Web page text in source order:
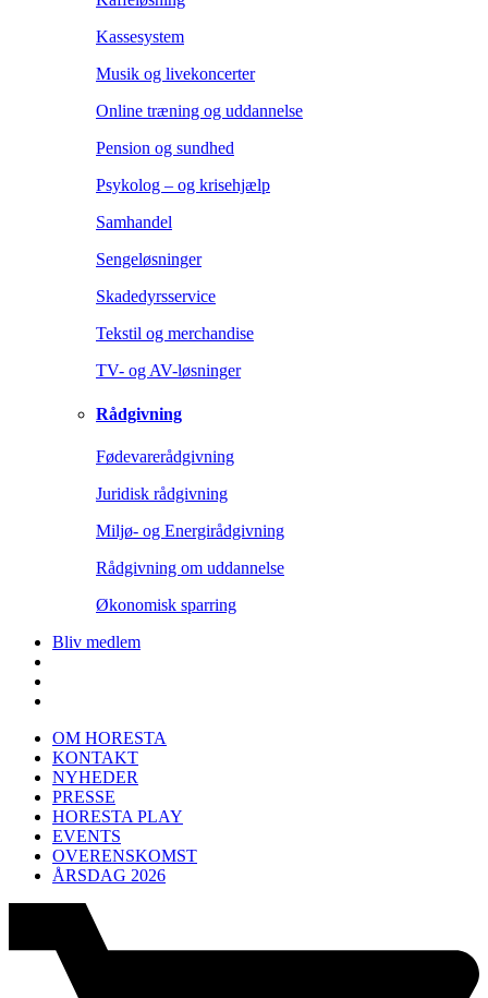
Kassesystem
Musik og livekoncerter
Online træning og uddannelse
Pension og sundhed
Psykolog – og krisehjælp
Samhandel
Sengeløsninger
Skadedyrsservice
Tekstil og merchandise
TV- og AV-løsninger
Rådgivning
Fødevarerådgivning
Juridisk rådgivning
Miljø- og Energirådgivning
Rådgivning om uddannelse
Økonomisk sparring
Bliv medlem
OM HORESTA
KONTAKT
NYHEDER
PRESSE
HORESTA PLAY
EVENTS
OVERENSKOMST
ÅRSDAG 2026